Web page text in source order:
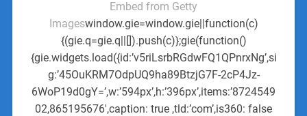
Embed from Getty
Imageswindow.gie=window.gie||function(c)
{(gie.q=gie.q||[]).push(c)};gie(function()
{gie.widgets.load({id:’v5riLsrbRGdwFQ1QPnrxNg’,si
g:’45OuKRM7OdpUQ9ha89BtzjG7F-2cP4Jz-
6WoP19d0gY=’,w:’594px’,h:’396px’,items:’8724549
02,865195676′,caption: true ,tld:’com’,is360: false